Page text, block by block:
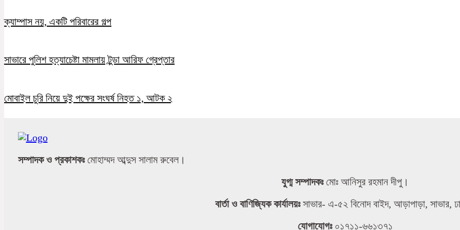
ক্যাম্পাস নয়, একটি পরিবারের গল্প
সাভারে পুলিশ হত্যাচেষ্টা মামলায় টুন্ডা আরিফ গ্রেপ্তার
মোবাইল চুরি নিয়ে দুই পক্ষের সংঘর্ষ নিহত ১, আটক ২
সম্পাদক ও প্রকাশকঃমোহাম্মদ আব্দুস সালাম রুবেল।
যুগ্ম সম্পাদকঃমোঃ আনিসুর রহমান দীপু।
বার্তা ও বাণিজ্যিক কার্যালয়ঃসাভার- এ-৫২ বিনোদ বাইদ, আড়াপাড়া, সাভার,
যোগাযোগঃ০১৭১১-৬৬১৩৭১